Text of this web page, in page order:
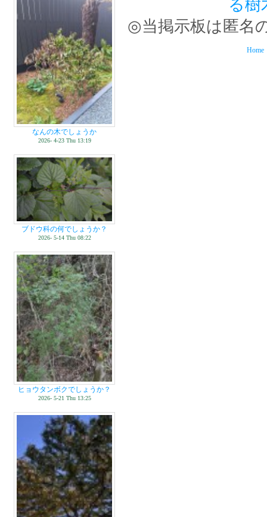
なんの木でしょうか
2026- 4-23 Thu 13:19
ブドウ科の何でしょうか？
2026- 5-14 Thu 08:22
ヒョウタンボクでしょうか？
2026- 5-21 Thu 13:25
る樹
◎当掲示板は匿名
Home